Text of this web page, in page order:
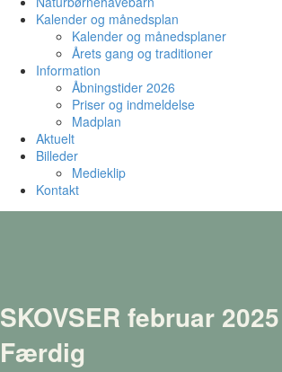
Kalender og månedsplan
Kalender og månedsplaner
Årets gang og traditioner
Information
Åbningstider 2026
Priser og indmeldelse
Madplan
Aktuelt
Billeder
Medieklip
Kontakt
SKOVSER februar 2025
Færdig